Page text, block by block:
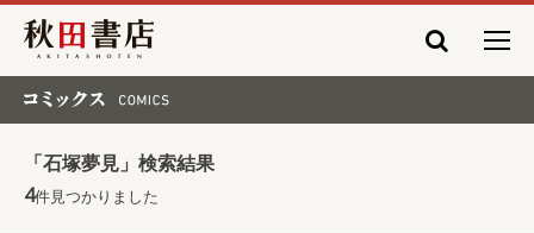
秋田書店
「石塚夢見」検索結果
4件見つかりました